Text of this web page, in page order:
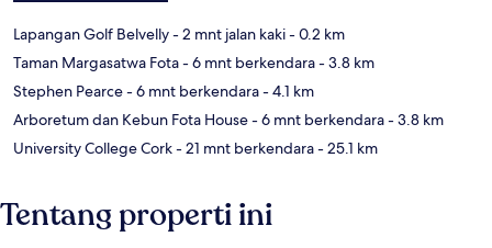
Lapangan Golf Belvelly- 2 mnt jalan kaki- 0.2 km
Taman Margasatwa Fota- 6 mnt berkendara- 3.8 km
Stephen Pearce- 6 mnt berkendara- 4.1 km
Arboretum dan Kebun Fota House- 6 mnt berkendara- 3.8 km
University College Cork- 21 mnt berkendara- 25.1 km
Tentang properti ini